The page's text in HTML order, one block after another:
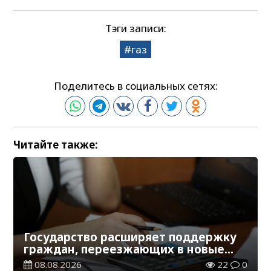
Тэги записи:
газ
Поделитесь в социальных сетях:
Читайте также:
Государство расширяет поддержку
граждан, переезжающих в новые
регионы для работы
08.08.2026 22 0